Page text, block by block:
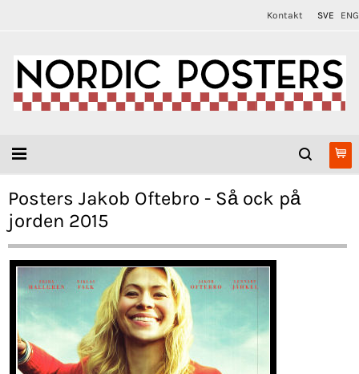
Kontakt SVE ENG
Posters Jakob Oftebro - Så ock på
jorden 2015